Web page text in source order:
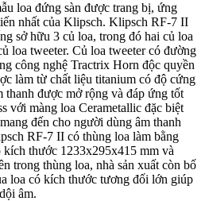
loa đứng sàn được trang bị, ứng
nhất của Klipsch. Klipsch RF-7 II
sở hữu 3 củ loa, trong đó hai củ loa
loa tweeter. Củ loa tweeter có đường
công nghệ Tractrix Horn độc quyền
làm từ chất liệu titanium có độ cứng
thanh được mở rộng và đáp ứng tốt
với màng loa Cerametallic đặc biệt
đến cho người dùng âm thanh
RF-7 II có thùng loa làm bằng
thước 1233x295x415 mm và
trong thùng loa, nhà sản xuất còn bố
loa có kích thước tương đối lớn giúp
âm.